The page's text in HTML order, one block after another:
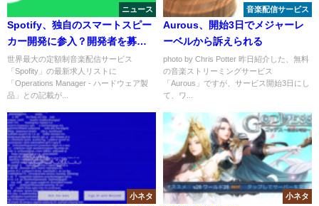
ニュース
Spotify、独自のスマートスピー
カー開発に参入？開発者を募集
中
世界最大の定額制音楽配信サービス
「Spofity」の最新求人リストに
「Operations Manager - ハードウェア製
品」との記載が...
音楽配信サービス
Aurous、開始3日でメジャーレ
ーベルから訴えられる
photo by Chris Potter 昨日紹介した、無料
の音楽ストリーミングサービス
「Aurous」ですが、サービス開始3日にし
て、ワ...
小ネタ 小ネタ